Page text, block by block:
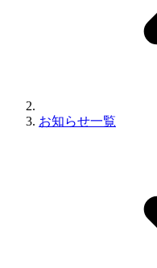
お知らせ一覧